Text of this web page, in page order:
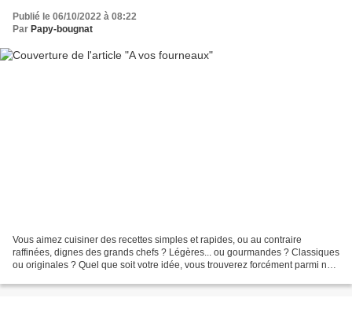
Publié le 06/10/2022 à 08:22
Par Papy-bougnat
Vous aimez cuisiner des recettes simples et rapides, ou au contraire
raffinées, dignes des grands chefs ? Légères... ou gourmandes ? Classiques
ou originales ? Quel que soit votre idée, vous trouverez forcément parmi nos